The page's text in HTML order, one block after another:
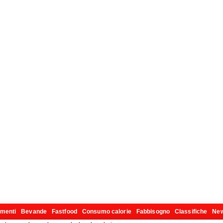
Bevande Fastfood Consumo calorie Fabbisogno Classifiche